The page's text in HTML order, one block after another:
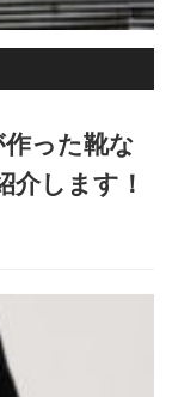
った靴な
介します！